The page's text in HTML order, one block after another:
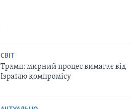
СВІТ
Трамп: мирний процес вимагає від
Ізраїлю компромісу